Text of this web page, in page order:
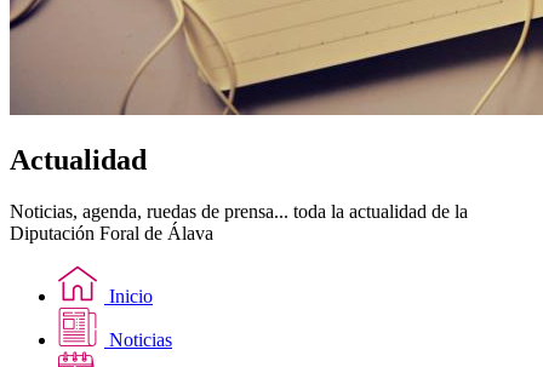
Actualidad
Noticias, agenda, ruedas de prensa... toda la actualidad de la
Diputación Foral de Álava
Inicio
Noticias